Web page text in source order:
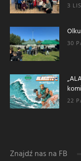
3
30
22
Znajdź nas na FB